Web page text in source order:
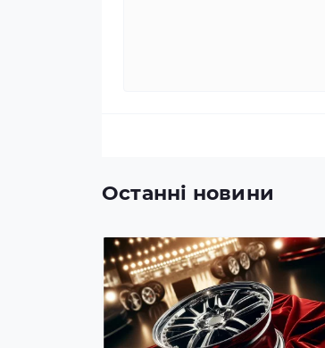
Останні новини